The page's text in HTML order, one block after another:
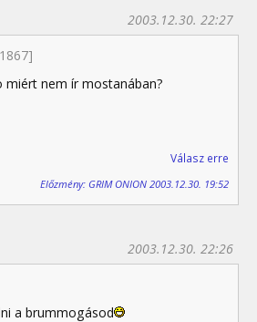
2003.12.30. 22:27
nem ír mostanában?
Válasz erre
Előzmény: GRIM ONION 2003.12.30. 19:52
2003.12.30. 22:26
a brummogásod